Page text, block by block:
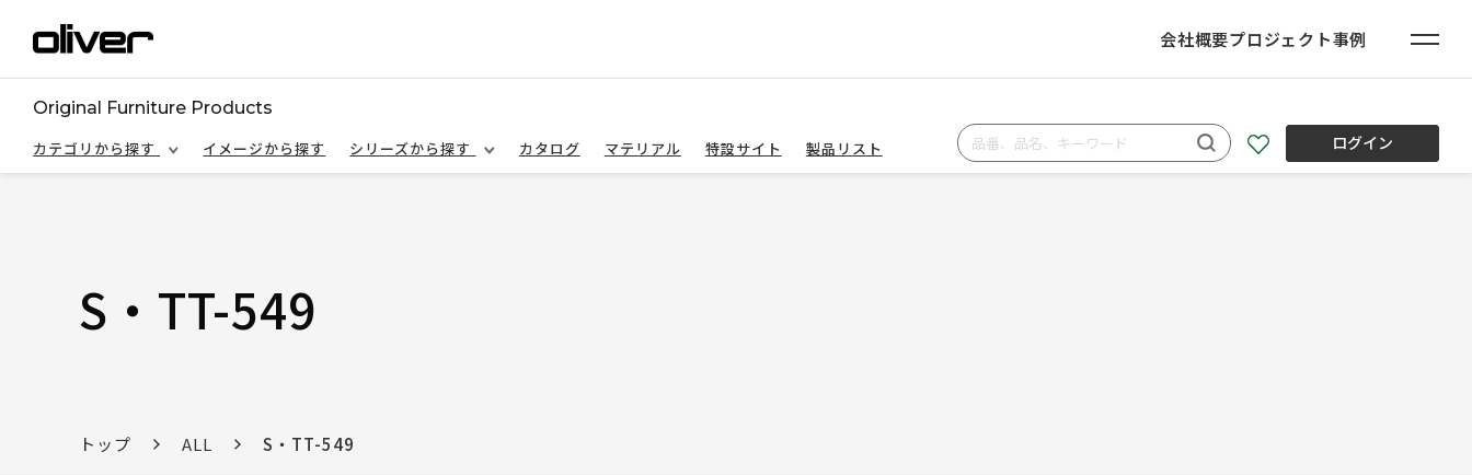
会社概要プロジェクト事例
Original Furniture Products
カテゴリから探す
イメージから探す シリーズから探す カタログ マテリアル 特設サイト 製品リスト ログイン
S・TT-549
トップ ALL S・TT-549